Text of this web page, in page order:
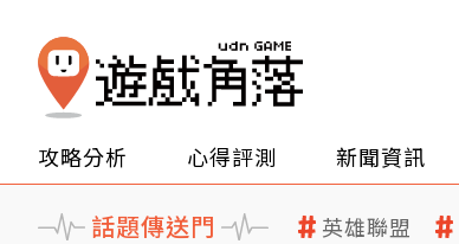
攻略分析 心得評測 新聞資訊
話題傳送門 英雄聯盟